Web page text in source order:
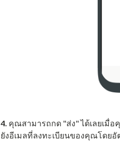
4. คุณสามารถกด "ส่ง" ได้เลยเมื่
ยังอีเมลที่ลงทะเบียนของคุณโดยอั